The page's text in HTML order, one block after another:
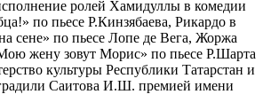
ролей Хамидуллы в комедии
по пьесе Р.Кинзябаева, Рикардо в
сене» по пьесе Лопе де Вега, Жоржа
жену зовут Морис» по пьесе Р.Шарта
культуры Республики Татарстан и
Саитова И.Ш. премией имени